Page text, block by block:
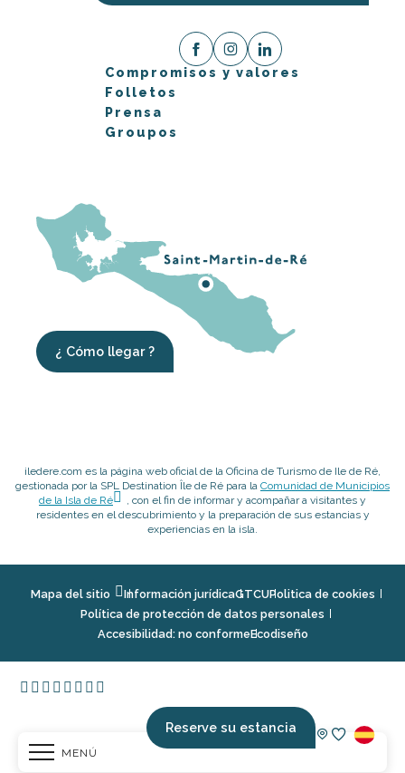
MENÚ
Reserve su estancia
Compromisos y valores
Folletos
Prensa
Groupos
¿ Cómo llegar ?
iledere.com es la página web oficial de la Oficina de Turismo de Ile de Ré,
gestionada por la SPL Destination Île de Ré para la Comunidad de Municipios
de la Isla de Ré
, con el fin de informar y acompañar a visitantes y
residentes en el descubrimiento y la preparación de sus estancias y
experiencias en la isla.
Mapa del sitio Información jurídicaGTCUPolitica de cookies
Política de protección de datos personales
Accesibilidad: no conformeEcodiseño